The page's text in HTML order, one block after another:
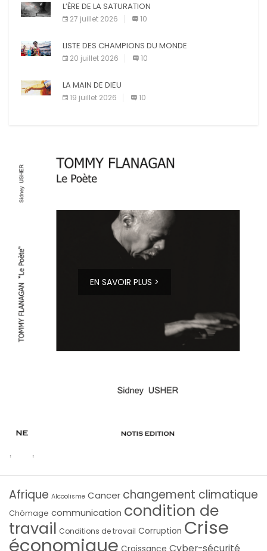
L’ÈRE DE LA SATURATION
27 juillet 2026 10
LISTE DES CHAMPIONS DU MONDE
20 juillet 2026 10
LA MAIN DE DIEU
19 juillet 2026 10
EN SAVOIR PLUS >
Afrique Alcoolisme Cancer changement climatique
Chômage communication condition de
travail Conditions de travail Corruption Crise
économique Cyber-sécurité